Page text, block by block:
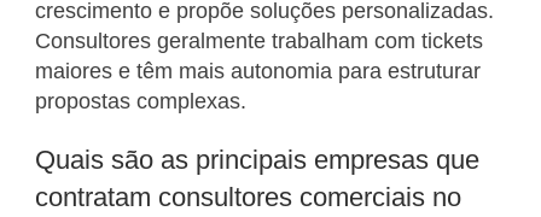
crescimento e propõe soluções personalizadas.
Consultores geralmente trabalham com tickets
maiores e têm mais autonomia para estruturar
propostas complexas.
Quais são as principais empresas que
contratam consultores comerciais no